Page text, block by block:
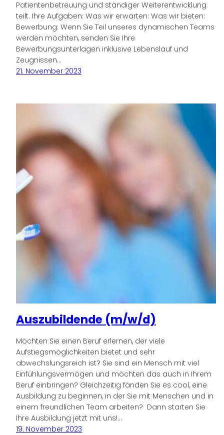
Patientenbetreuung und ständiger Weiterentwicklung
teilt. Ihre Aufgaben: Was wir erwarten: Was wir bieten:
Bewerbung: Wenn Sie Teil unseres dynamischen Teams
werden möchten, senden Sie Ihre
Bewerbungsunterlagen inklusive Lebenslauf und
Zeugnissen…
21. November 2023
Auszubildende (m/w/d)
Möchten Sie einen Beruf erlernen, der viele
Aufstiegsmöglichkeiten bietet und sehr
abwechslungsreich ist? Sie sind ein Mensch mit viel
Einfühlungsvermögen und möchten das auch in Ihrem
Beruf einbringen? Gleichzeitig fänden Sie es cool, eine
Ausbildung zu beginnen, in der Sie mit Menschen und in
einem freundlichen Team arbeiten? Dann starten Sie
Ihre Ausbildung jetzt mit uns!…
19. November 2023